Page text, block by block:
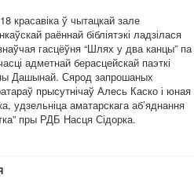
18 красавіка ў чытацкай зале
раённай бібліятэкі ладзілася
гасцёўня “Шлях у два канцы” па
адметнай берасцейскай паэткі
Дашынай. Сярод запрошаных
прысутнічаў Алесь Каско і юная
удзельніца аматарскага аб’яднання
пры РДБ Насця Сідорка.